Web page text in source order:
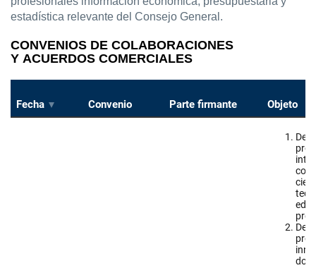
estadística relevante del Consejo General.
CONVENIOS DE COLABORACIONES
Y ACUERDOS COMERCIALES